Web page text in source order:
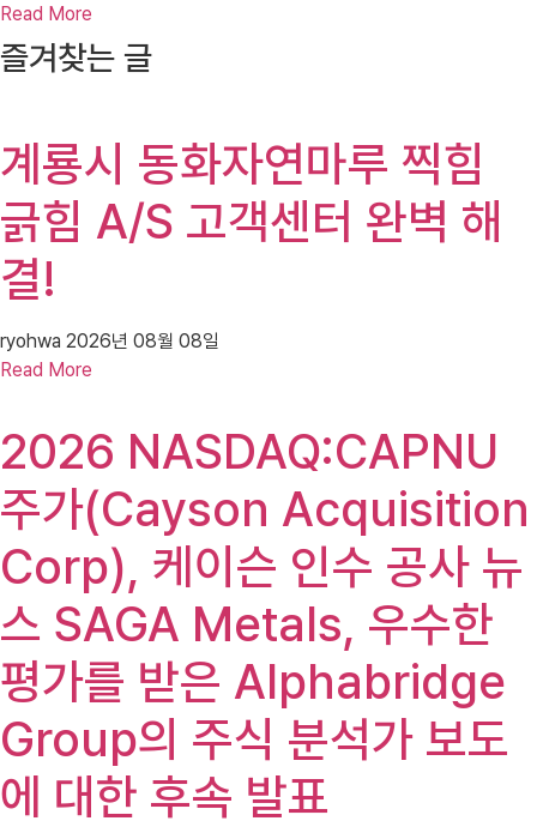
Read More
즐겨찾는 글
계룡시 동화자연마루 찍힘
긁힘 A/S 고객센터 완벽 해
결!
ryohwa 2026년 08월 08일
Read More
2026 NASDAQ:CAPNU
주가(Cayson Acquisition
Corp), 케이슨 인수 공사 뉴
스 SAGA Metals, 우수한
평가를 받은 Alphabridge
Group의 주식 분석가 보도
에 대한 후속 발표